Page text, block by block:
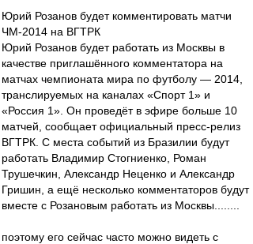
Юрий Розанов будет комментировать матчи
ЧМ-2014 на ВГТРК
Юрий Розанов будет работать из Москвы в
качестве приглашённого комментатора на
матчах чемпионата мира по футболу — 2014,
транслируемых на каналах «Спорт 1» и
«Россия 1». Он проведёт в эфире больше 10
матчей, сообщает официальный пресс-релиз
ВГТРК. С места событий из Бразилии будут
работать Владимир Стогниенко, Роман
Трушечкин, Александр Неценко и Александр
Гришин, а ещё несколько комментаторов будут
вместе с Розановым работать из Москвы........
поэтому его сейчас часто можно видеть с